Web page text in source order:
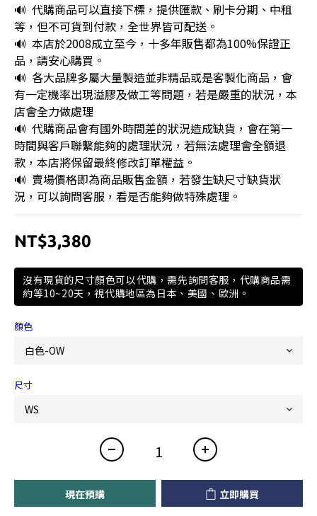
🔊  代購商品可以直接下標，提供匯款、刷卡分期、中租
等，但不可貨到付款，全世界皆可配送。
🔊  本店於2008成立至今，十多年販售都為100%保證正
品，請安心購買。
🔊  各大品牌多屬大量製造並非精品或是客製化商品，會
有一定機率出現溢膠及做工等問題，若是嚴重的狀況，本
店會全力做處理
🔊  代購商品會有國外時間差的狀況造成缺貨，會在第一
時間與客戶聯繫能夠的處理狀況，若無法處理會全額退
款，本店將保留最終修改訂單權益。
🔊  賣場價格即為商品販售金額，若發生缺尺寸缺貨狀
況，可以詢問客服，看是否能夠做特殊處理。
NT$3,380
沒有現貨的尺寸顏色可以代購，需先詢問客服，代購商品需
約等10~20天，視代購地區為日本、美國、歐洲。
顏色
尺寸
現在預購 立即購買